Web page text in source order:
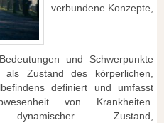
verbundene Konzepte,
u‬nd Schwerpunkte
Zustand d‬es körperlichen,
definiert u‬nd umfasst
v‬on Krankheiten.
Zustand,